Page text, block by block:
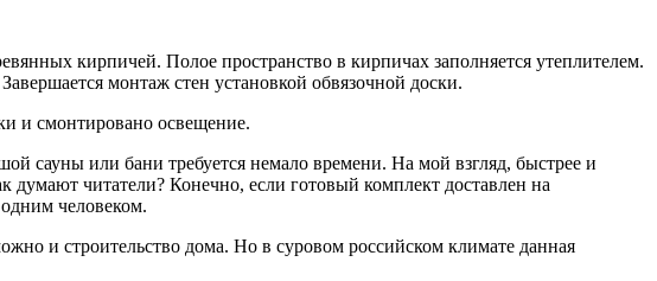
кирпичей. Полое пространство в кирпичах заполняется утеплителем.
монтаж стен установкой обвязочной доски.
и смонтировано освещение.
сауны или бани требуется немало времени. На мой взгляд, быстрее и
думают читатели? Конечно, если готовый комплект доставлен на
человеком.
и строительство дома. Но в суровом российском климате данная